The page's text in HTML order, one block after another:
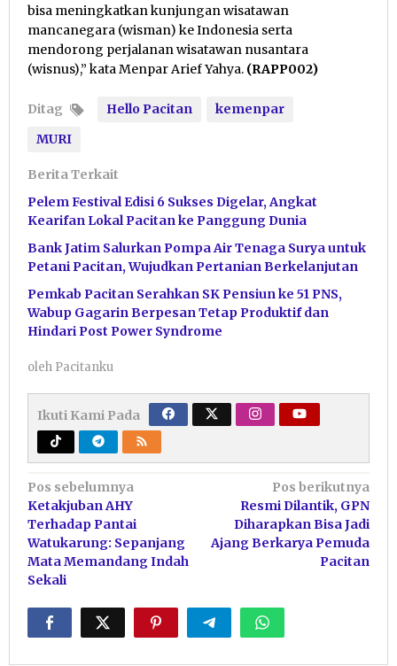
bisa meningkatkan kunjungan wisatawan
mancanegara (wisman) ke Indonesia serta
mendorong perjalanan wisatawan nusantara
(wisnus),” kata Menpar Arief Yahya. (RAPP002)
Ditag Hello Pacitan
kemenpar
MURI
Berita Terkait
Pelem Festival Edisi 6 Sukses Digelar, Angkat
Kearifan Lokal Pacitan ke Panggung Dunia
Bank Jatim Salurkan Pompa Air Tenaga Surya untuk
Petani Pacitan, Wujudkan Pertanian Berkelanjutan
Pemkab Pacitan Serahkan SK Pensiun ke 51 PNS,
Wabup Gagarin Berpesan Tetap Produktif dan
Hindari Post Power Syndrome
oleh Pacitanku
Ikuti Kami Pada
Navigasi
pos
Pos sebelumnya
Ketakjuban AHY
Terhadap Pantai
Watukarung: Sepanjang
Mata Memandang Indah
Sekali
Pos berikutnya
Resmi Dilantik, GPN
Diharapkan Bisa Jadi
Ajang Berkarya Pemuda
Pacitan